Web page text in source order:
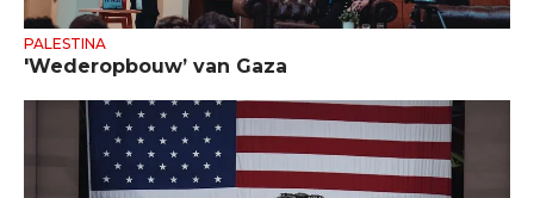
PALESTINA
'Wederopbouw’ van Gaza